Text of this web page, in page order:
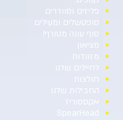
פליזים וסוודרים
סופטשלים ומעילים
סוף עונה מטורף!
מציאון
מזוודות
לחיילים שלנו
חולצות
החבילות שלנו
אקססוריז
SpearHead